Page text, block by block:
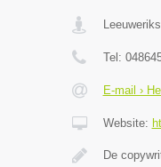
Tel:
E-mail ›
Website:
De